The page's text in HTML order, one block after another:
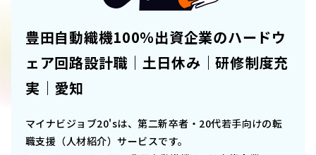
豊田自動織機100％出資企業のハードウ
ェア回路設計職｜土日休み｜研修制度充
実｜愛知
マイナビジョブ20'sは、第二新卒者・20代若手向けの転
職支援（人材紹介）サービスです。